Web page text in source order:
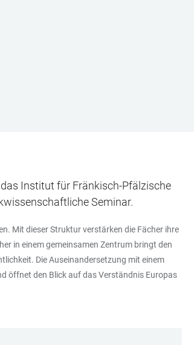
Institut für Fränkisch-Pfälzische
Seminar.
Mit dieser Struktur verstärken die Fächer ihre
in einem gemeinsamen Zentrum bringt den
Die Auseinandersetzung mit einem
öffnet den Blick auf das Verständnis Europas